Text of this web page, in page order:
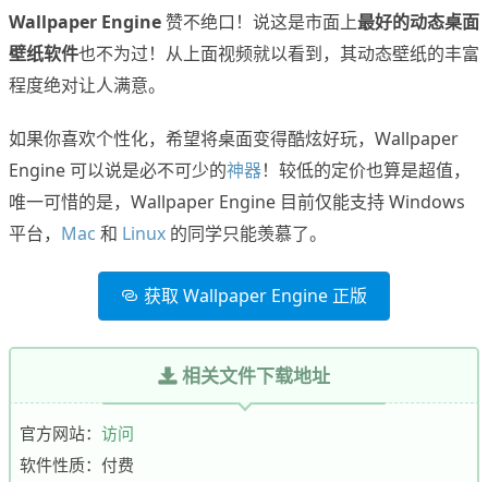
Wallpaper Engine 赞不绝口！说这是市面上最好的动态桌面
壁纸软件也不为过！从上面视频就以看到，其动态壁纸的丰富
程度绝对让人满意。
如果你喜欢个性化，希望将桌面变得酷炫好玩，Wallpaper
Engine 可以说是必不可少的神器！较低的定价也算是超值，
唯一可惜的是，Wallpaper Engine 目前仅能支持 Windows
平台， Mac 和 Linux 的同学只能羡慕了。
获取 Wallpaper Engine 正版
相关文件下载地址
官方网站： 访问
软件性质：付费